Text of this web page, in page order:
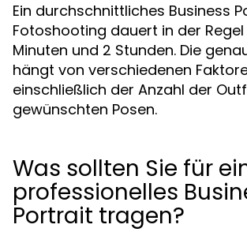
Ein durchschnittliches Business
Fotoshooting dauert in der
Minuten und 2 Stunden. Die
hängt von verschiedenen
einschließlich der Anzahl der
gewünschten Posen.
Was sollten Sie für
professionelles
Portrait tragen?